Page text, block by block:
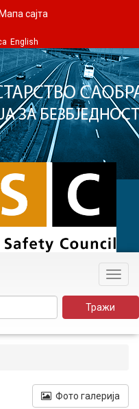
Мапа сајта
English
Фото галерија